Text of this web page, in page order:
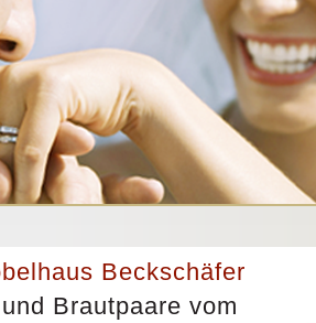
Beckschäfer
Brautpaare vom